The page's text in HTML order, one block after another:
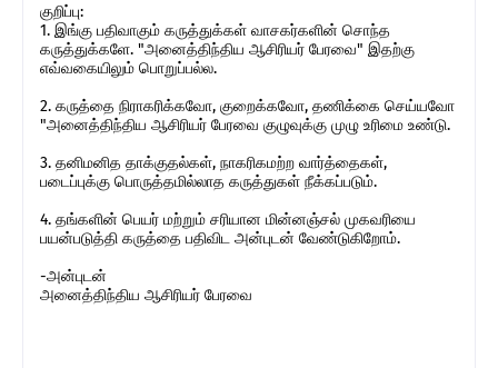
குறிப்பு:
1. இங்கு பதிவாகும் கருத்துக்கள் வாசகர்களின் சொந்த
கருத்துக்களே. "அனைத்திந்திய ஆசிரியர் பேரவை" இதற்கு
எவ்வகையிலும் பொறுப்பல்ல.
2. கருத்தை நிராகரிக்கவோ, குறைக்கவோ, தணிக்கை செய்யவோ
"அனைத்திந்திய ஆசிரியர் பேரவை குழுவுக்கு முழு உரிமை உண்டு.
3. தனிமனித தாக்குதல்கள், நாகரிகமற்ற வார்த்தைகள்,
படைப்புக்கு பொருத்தமில்லாத கருத்துகள் நீக்கப்படும்.
4. தங்களின் பெயர் மற்றும் சரியான மின்னஞ்சல் முகவரியை
பயன்படுத்தி கருத்தை பதிவிட அன்புடன் வேண்டுகிறோம்.
-அன்புடன்
அனைத்திந்திய ஆசிரியர் பேரவை